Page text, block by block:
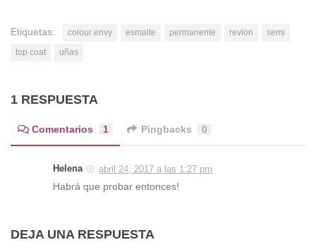
Etiquetas: colour envy esmalte permanente revlon
semi
top coat
uñas
1 RESPUESTA
Comentarios 1 Pingbacks 0
Helena abril 24, 2017 a las 1:27 pm
Habrá que probar entonces!
DEJA UNA RESPUESTA